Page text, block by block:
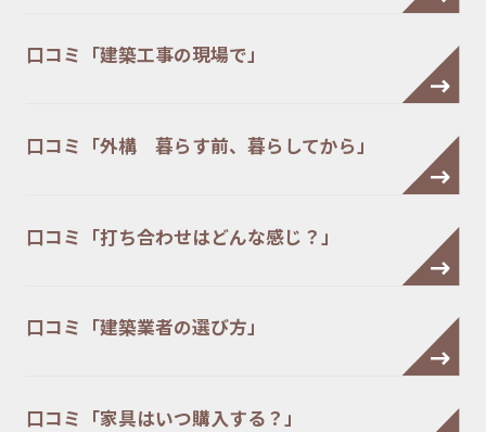
口コミ「建築工事の現場で」
口コミ「外構 暮らす前、暮らしてから」
口コミ「打ち合わせはどんな感じ？」
口コミ「建築業者の選び方」
口コミ「家具はいつ購入する？」